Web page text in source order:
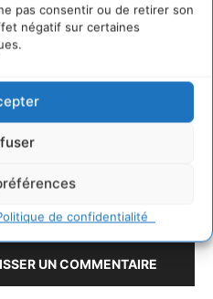
pas consentir ou de retirer son
négatif sur certaines
de confidentialité
connaissez le site mais vous
d’œil, il vaut la peine !
engagement !
UN COMMENTAIRE